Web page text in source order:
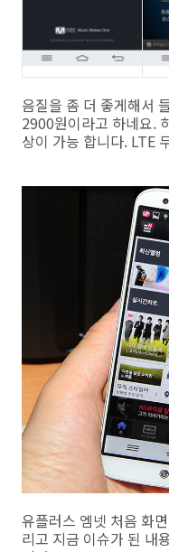
음질을 좀 더 좋게해서
2900원이라고 하네요.
상이 가능 합니다. LTE
유플러스 엠넷 처음 화
리고 지금 이슈가 된 내